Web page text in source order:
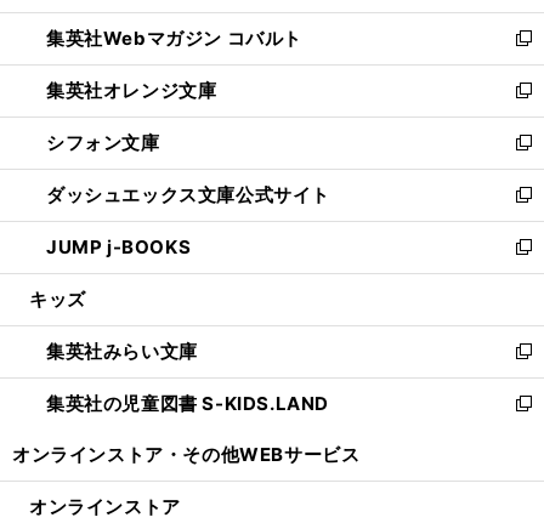
開
く
ウ
で
開
く
ン
ド
ウ
で
開
く
ウ
ィ
ン
ド
ウ
で
開
く
集英社Webマガジン コバルト
新
し
い
ウ
ィ
ン
ド
ウ
で
開
集英社オレンジ文庫
新
し
い
ウ
ィ
ン
ド
ウ
開
く
シフォン文庫
新
し
い
ウ
ィ
ン
ウ
で
開
く
ダッシュエックス文庫公式サイト
新
し
い
ウ
ン
ド
ウ
で
JUMP j-BOOKS
新
し
ウ
ィ
ン
ド
開
キッズ
集英社みらい文庫
新
し
い
ン
集英社の児童図書 S-KIDS.LAND
新
ウ
オンラインストア・ その他WEBサービス
オンラインストア